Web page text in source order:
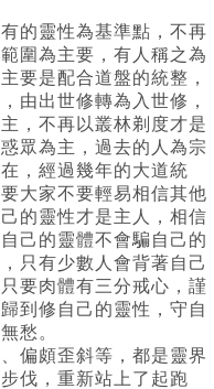
的靈性為基準點，不再
圍為主要，有人稱之為
要是配合道盤的統整，
由出世修轉為入世修，
，不再以叢林剃度才是
眾為主，過去的人為宗
，經過幾年的大道統
大家不要輕易相信其他
的靈性才是主人，相信
己的靈體不會騙自己的
只有少數人會背著自己
要肉體有三分戒心，謹
到修自己的靈性，守自
愁。
偏頗歪斜等，都是靈界
伐，重新站上了起跑